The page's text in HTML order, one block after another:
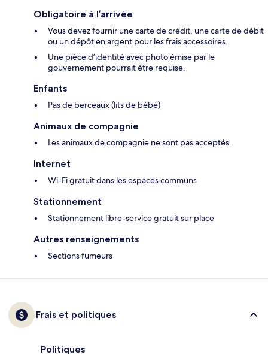
Obligatoire à l’arrivée
Vous devez fournir une carte de crédit, une carte de débit
ou un dépôt en argent pour les frais accessoires.
Une pièce d’identité avec photo émise par le
gouvernement pourrait être requise.
Enfants
Pas de berceaux (lits de bébé)
Animaux de compagnie
Les animaux de compagnie ne sont pas acceptés.
Internet
Wi-Fi gratuit dans les espaces communs
Stationnement
Stationnement libre-service gratuit sur place
Autres renseignements
Sections fumeurs
Frais et politiques
Politiques